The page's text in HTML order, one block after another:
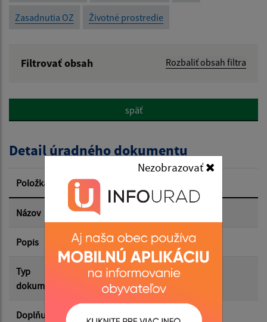
Nezobrazovať
Zasadnutia OZ Životné prostredie
Filtrovať obsah Rozbaliť obsah filtra
Popis:
Dátum zverejnenia od:
Dátum zverejnenia do:
Filtrovať Reset
späť
Detail úradného dokumentu
Položka Informácia
Názov Uznesenia OZ z 11.02.2026
Popis
Typ
dokumentu
Zasadnutia OZ
Doplňujúce